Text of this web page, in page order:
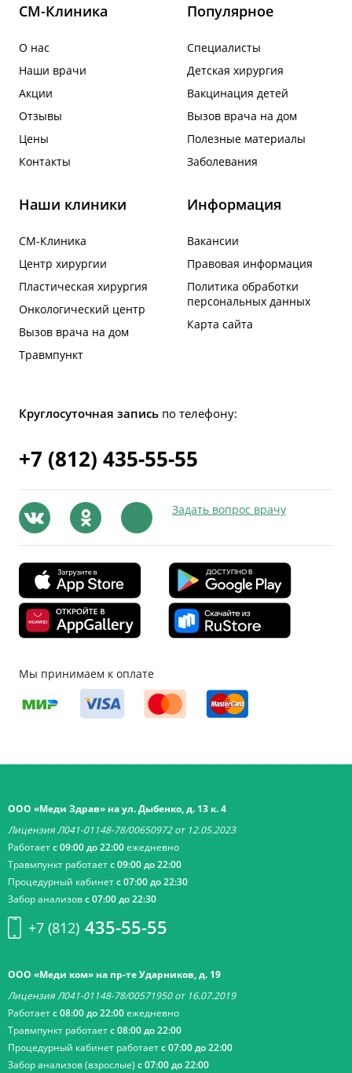
СМ-Клиника
О нас
Наши врачи
Акции
Отзывы
Цены
Контакты
Популярное
Специалисты
Детская хирургия
Вакцинация детей
Вызов врача на дом
Полезные материалы
Заболевания
Наши клиники
СМ-Клиника
Центр хирургии
Пластическая хирургия
Онкологический центр
Вызов врача на дом
Травмпункт
Информация
Вакансии
Правовая информация
Политика обработки
персональных данных
Карта сайта
Круглосуточная запись по телефону:
+7 (812) 435-55-55
Задать вопрос врачу
Мы принимаем к оплате
ООО «Меди Здрав» на ул. Дыбенко, д. 13 к. 4
Лицензия Л041-01148-78/00650972 от 12.05.2023
Работаетс 09:00 до 22:00ежедневно
Травмпункт работаетс 09:00 до 22:00
Процедурный кабинетс 07:00 до 22:30
Забор анализовс 07:00 до 22:30
+7 (812) 435-55-55
ООО «Меди ком» на пр-те Ударников, д. 19
Лицензия Л041-01148-78/00571950 от 16.07.2019
Работаетс 08:00 до 22:00ежедневно
Травмпункт работаетс 08:00 до 22:00
Процедурный кабинет работаетс 07:00 до 22:00
Забор анализов (взрослые) с 07:00 до 22:00